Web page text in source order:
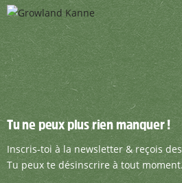
Tu ne peux plus rien manquer !
Inscris-toi à la newsletter
Tu ne peux plus rien manquer !
Inscris-toi à la newsletter & reçois
Tu peux te désinscrire à tout moment.